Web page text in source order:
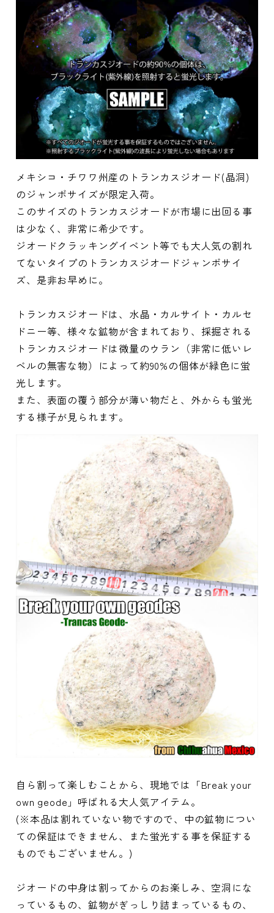
メキシコ・チワワ州産のトランカスジオード(晶洞)
のジャンボサイズが限定入荷。
このサイズのトランカスジオードが市場に出回る事
は少なく、非常に希少です。
ジオードクラッキングイベント等でも大人気の割れ
てないタイプのトランカスジオードジャンボサイ
ズ、是非お早めに。
トランカスジオードは、水晶・カルサイト・カルセ
ドニー等、様々な鉱物が含まれており、採掘される
トランカスジオードは微量のウラン（非常に低いレ
ベルの無害な物）によって約90%の個体が緑色に蛍
光します。
また、表面の覆う部分が薄い物だと、外からも蛍光
する様子が見られます。
自ら割って楽しむことから、現地では「Break your
own geode」呼ばれる大人気アイテム。
(※本品は割れていない物ですので、中の鉱物につい
ての保証はできません、また蛍光する事を保証する
ものでもございません。)
ジオードの中身は割ってからのお楽しみ、空洞にな
っているもの、鉱物がぎっしり詰まっているもの、